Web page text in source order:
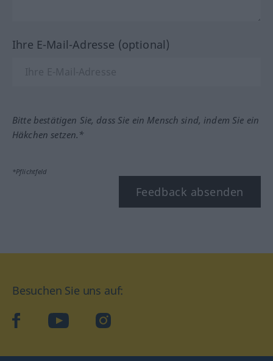
Ihre E-Mail-Adresse (optional)
Bitte bestätigen Sie, dass Sie ein Mensch sind, indem Sie ein
Häkchen setzen.*
*Pflichtfeld
Feedback absenden
Besuchen Sie uns auf:
facebookYouTube Instagram